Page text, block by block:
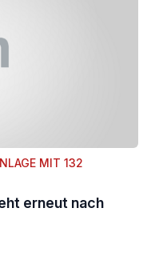
MIT 132
erneut nach